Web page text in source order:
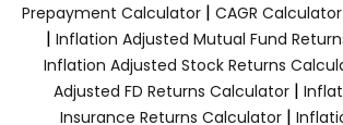
Prepayment Calculator | CAGR Calculator
| Inflation Adjusted Mutual Fund
Inflation Adjusted Stock Returns
Adjusted FD Returns Calculator|
Insurance Returns Calculator |